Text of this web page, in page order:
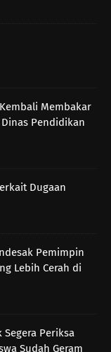
Kembali Membakar
Pendidikan
Dugaan
Pemimpin
Lebih Cerah di
Periksa
Sudah Geram